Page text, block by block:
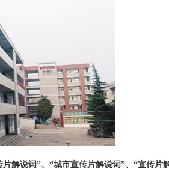
解说词”、“城市宣传片解说词”、“宣传片